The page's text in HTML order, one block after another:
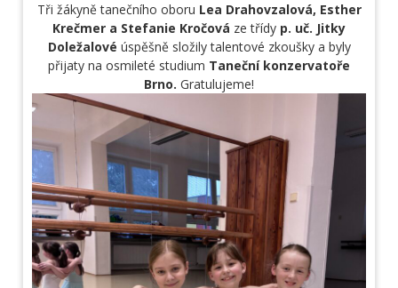
Tři žákyně tanečního oboru Lea Drahovzalová, Esther
Krečmer a Stefanie Kročová ze třídy p. uč. Jitky
Doležalové úspěšně složily talentové zkoušky a byly
přijaty na osmileté studium Taneční konzervatoře
Brno. Gratulujeme!